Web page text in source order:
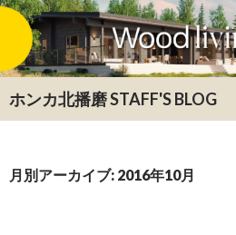
ホンカ北播磨 STAFF'S BLOG
索
ン
月別アーカイブ: 2016年10月